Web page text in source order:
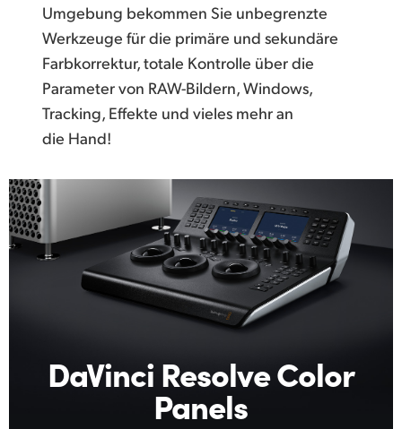
Umgebung bekommen Sie unbegrenzte
Werkzeuge für die primäre und sekundäre
Farbkorrektur, totale Kontrolle über die
Parameter von RAW-Bildern, Windows,
Tracking, Effekte und vieles mehr an
die Hand!
DaVinci Resolve Color
Panels